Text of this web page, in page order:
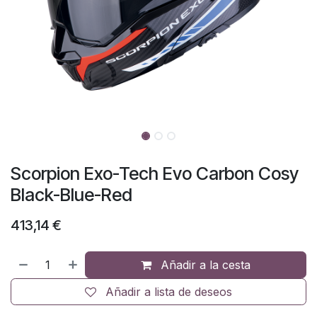
Scorpion Exo-Tech Evo Carbon Cosy
Black-Blue-Red
413,14 €
Añadir a la cesta
Añadir a lista de deseos